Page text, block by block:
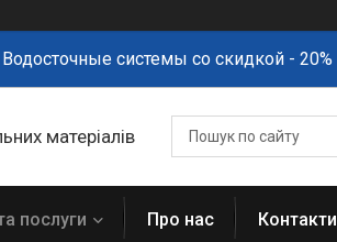
Водосточные системы со скидкой - 20%
матеріалів
послуги Про нас Контакти